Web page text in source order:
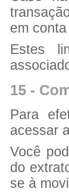
em
Estes
15 -
Para
acessar
Você
do
se à